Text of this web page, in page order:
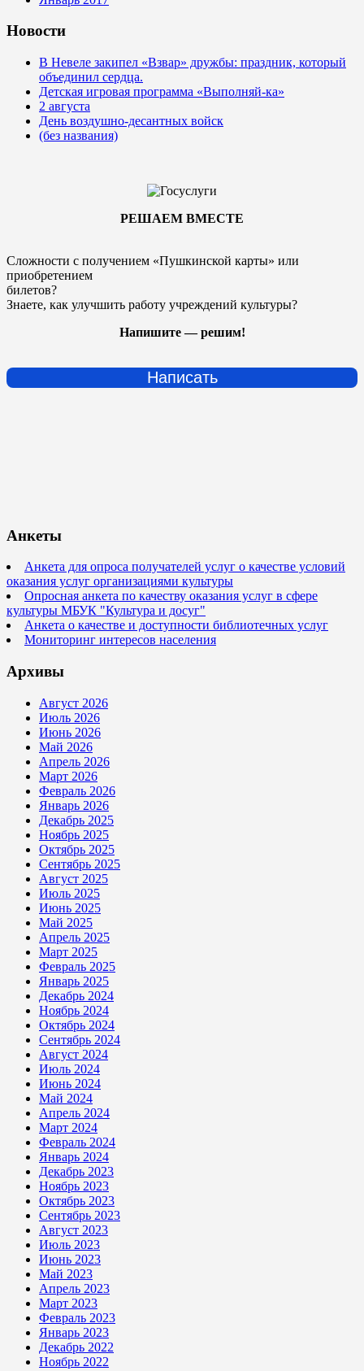
Новости
В Невеле закипел «Взвар» дружбы: праздник, который
объединил сердца.
Детская игровая программа «Выполняй-ка»
2 августа
День воздушно-десантных войск
(без названия)
РЕШАЕМ ВМЕСТЕ
Сложности с получением «Пушкинской карты» или
приобретением
билетов?
Знаете, как улучшить работу учреждений культуры?
Напишите — решим!
Написать
Анкеты
Анкета для опроса получателей услуг о качестве условий
оказания услуг организациями культуры
Опросная анкета по качеству оказания услуг в сфере
культуры МБУК "Культура и досуг"
Анкета о качестве и доступности библиотечных услуг
Мониторинг интересов населения
Архивы
Август 2026
Июль 2026
Июнь 2026
Май 2026
Апрель 2026
Март 2026
Февраль 2026
Январь 2026
Декабрь 2025
Ноябрь 2025
Октябрь 2025
Сентябрь 2025
Август 2025
Июль 2025
Июнь 2025
Май 2025
Апрель 2025
Март 2025
Февраль 2025
Январь 2025
Декабрь 2024
Ноябрь 2024
Октябрь 2024
Сентябрь 2024
Август 2024
Июль 2024
Июнь 2024
Май 2024
Апрель 2024
Март 2024
Февраль 2024
Январь 2024
Декабрь 2023
Ноябрь 2023
Октябрь 2023
Сентябрь 2023
Август 2023
Июль 2023
Июнь 2023
Май 2023
Апрель 2023
Март 2023
Февраль 2023
Январь 2023
Декабрь 2022
Ноябрь 2022